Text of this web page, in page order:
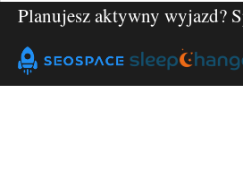
Planujesz aktywny wyjazd?